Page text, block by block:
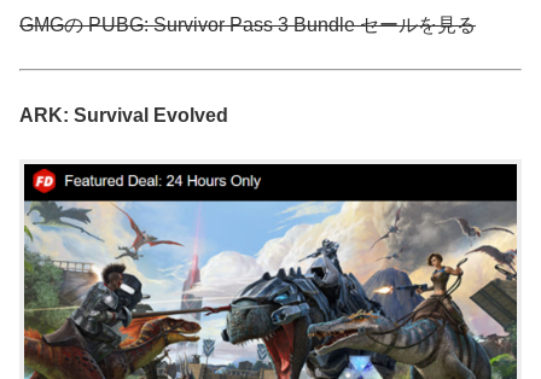
GMGの PUBG: Survivor Pass 3 Bundle セールを見る
ARK: Survival Evolved